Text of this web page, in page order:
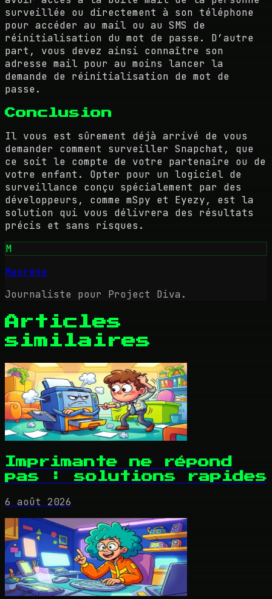
surveillée ou directement à son téléphone
pour accéder au mail ou au SMS de
réinitialisation du mot de passe. D’autre
part, vous devez ainsi connaître son
adresse mail pour au moins lancer la
demande de réinitialisation de mot de
passe.
Conclusion
Il vous est sûrement déjà arrivé de vous
demander comment surveiller Snapchat, que
ce soit le compte de votre partenaire ou de
votre enfant. Opter pour un logiciel de
surveillance conçu spécialement par des
développeurs, comme mSpy et Eyezy, est la
solution qui vous délivrera des résultats
précis et sans risques.
M
Maurène
Journaliste pour Project Diva.
Articles
similaires
Imprimante ne répond
pas : solutions rapides
6 août 2026